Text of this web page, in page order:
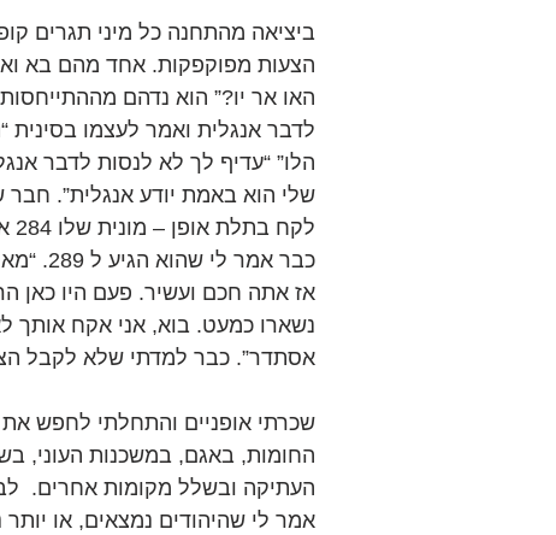
ביציאה מהתחנה כל מיני תגרים
הצעות מפוקפקות. אחד מהם בא
האו אר יו?” הוא נדהם
לדבר אנגלית ואמר לעצמו בסינית
הלו” “עדיף לך לא לנסות לדבר
שלי הוא באמת יודע אנגלית”.
כבר
אז אתה חכם ועשיר. פעם היו כאן
נשארו כמעט. בוא, אני אקח אותך
אסתדר”. כבר למדתי שלא לקבל
שכרתי אופניים והתחלתי לחפש
החומות, באגם, במשכנות העוני,
העתיקה ובשלל מקומות אחרים.
אמר לי שהיהודים נמצאים, או